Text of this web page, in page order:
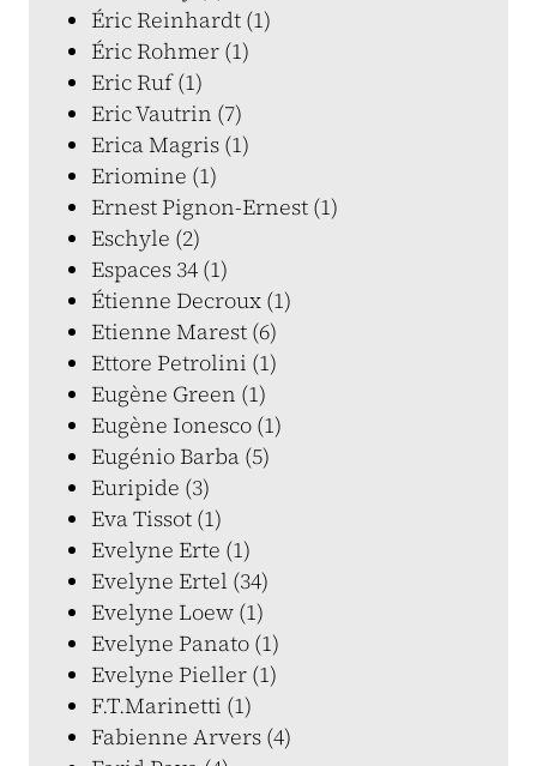
Éric Reinhardt (1)
Éric Rohmer (1)
Eric Ruf (1)
Eric Vautrin (7)
Erica Magris (1)
Eriomine (1)
Ernest Pignon-Ernest (1)
Eschyle (2)
Espaces 34 (1)
Étienne Decroux (1)
Etienne Marest (6)
Ettore Petrolini (1)
Eugène Green (1)
Eugène Ionesco (1)
Eugénio Barba (5)
Euripide (3)
Eva Tissot (1)
Evelyne Erte (1)
Evelyne Ertel (34)
Evelyne Loew (1)
Evelyne Panato (1)
Evelyne Pieller (1)
F.T.Marinetti (1)
Fabienne Arvers (4)